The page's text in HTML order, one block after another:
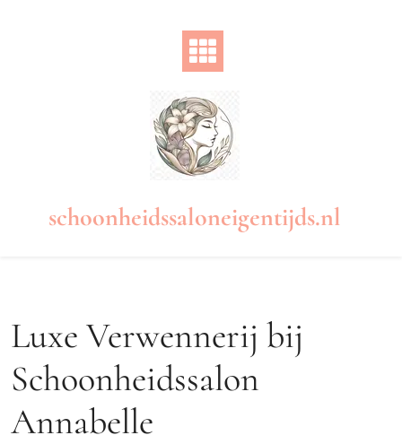
schoonheidssaloneigentijds.nl
Luxe Verwennerij bij
Schoonheidssalon
Annabelle